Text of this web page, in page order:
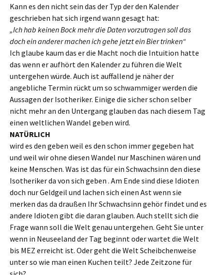
Kann es den nicht sein das der Typ der den Kalender
geschrieben hat sich irgend wann gesagt hat:
„Ich hab keinen Bock mehr die Daten vorzutragen soll das
doch ein anderer machen ich gehe jetzt ein Bier trinken“
Ich glaube kaum das er die Macht noch die Intuition hatte
das wenn er aufhört den Kalender zu führen die Welt
untergehen würde. Auch ist auffallend je näher der
angebliche Termin rückt um so schwammiger werden die
Aussagen der Isotheriker. Einige die sicher schon selber
nicht mehr an den Untergang glauben das nach diesem Tag
einen weltlichen Wandel geben wird.
NATÜRLICH
wird es den geben weil es den schon immer gegeben hat
und weil wir ohne diesen Wandel nur Maschinen wären und
keine Menschen. Was ist das für ein Schwachsinn den diese
Isotheriker da von sich geben . Am Ende sind diese Idioten
doch nur Geldgeil und lachen sich einen Ast wenn sie
merken das da draußen Ihr Schwachsinn gehör findet und es
andere Idioten gibt die daran glauben. Auch stellt sich die
Frage wann soll die Welt genau untergehen. Geht Sie unter
wenn in Neuseeland der Tag beginnt oder wartet die Welt
bis MEZ erreicht ist. Oder geht die Welt Scheibchenweise
unter so wie man einen Kuchen teilt? Jede Zeitzone für